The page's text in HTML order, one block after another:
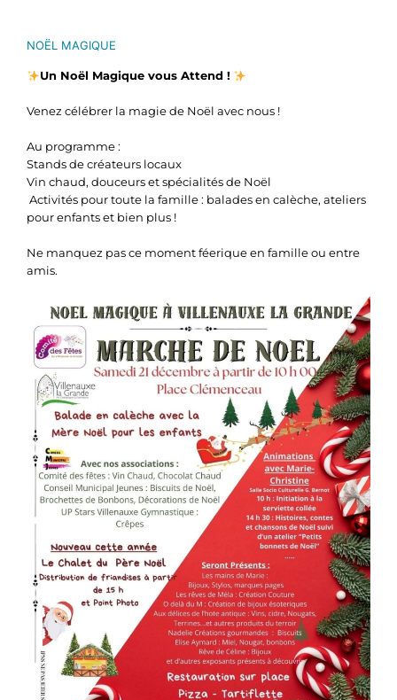
NOËL MAGIQUE
Un Noël Magique vous Attend !
Venez célébrer la magie de Noël avec nous !
Au programme :
Stands de créateurs locaux
Vin chaud, douceurs et spécialités de Noël
‍‍‍ Activités pour toute la famille : balades en calèche, ateliers
pour enfants et bien plus !
Ne manquez pas ce moment féerique en famille ou entre
amis.